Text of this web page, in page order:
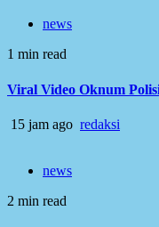
news
1 min read
Viral Video Oknum
15 jam ago redaksi
news
2 min read